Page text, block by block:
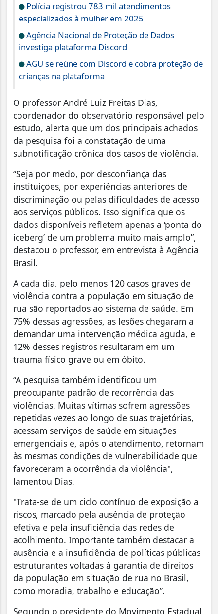
Polícia registrou 783 mil atendimentos
especializados à mulher em 2025
Agência Nacional de Proteção de Dados
investiga plataforma Discord
AGU se reúne com Discord e cobra proteção de
crianças na plataforma
O professor André Luiz Freitas Dias,
coordenador do observatório responsável pelo
estudo, alerta que um dos principais achados
da pesquisa foi a constatação de uma
subnotificação crônica dos casos de violência.
“Seja por medo, por desconfiança das
instituições, por experiências anteriores de
discriminação ou pelas dificuldades de acesso
aos serviços públicos. Isso significa que os
dados disponíveis refletem apenas a ‘ponta do
iceberg’ de um problema muito mais amplo”,
destacou o professor, em entrevista à Agência
Brasil.
A cada dia, pelo menos 120 casos graves de
violência contra a população em situação de
rua são reportados ao sistema de saúde. Em
75% dessas agressões, as lesões chegaram a
demandar uma intervenção médica aguda, e
12% desses registros resultaram em um
trauma físico grave ou em óbito.
“A pesquisa também identificou um
preocupante padrão de recorrência das
violências. Muitas vítimas sofrem agressões
repetidas vezes ao longo de suas trajetórias,
acessam serviços de saúde em situações
emergenciais e, após o atendimento, retornam
às mesmas condições de vulnerabilidade que
favoreceram a ocorrência da violência",
lamentou Dias.
"Trata-se de um ciclo contínuo de exposição a
riscos, marcado pela ausência de proteção
efetiva e pela insuficiência das redes de
acolhimento. Importante também destacar a
ausência e a insuficiência de políticas públicas
estruturantes voltadas à garantia de direitos
da população em situação de rua no Brasil,
como moradia, trabalho e educação”.
Segundo o presidente do Movimento Estadual